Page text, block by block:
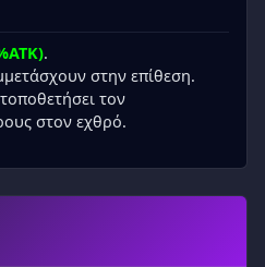
.
στην επίθεση.
τον
στον εχθρό.